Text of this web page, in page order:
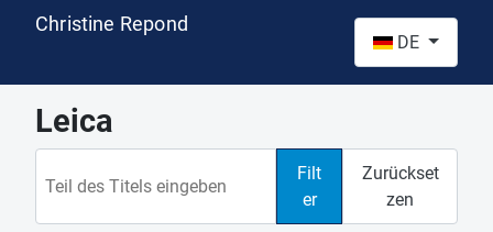
Christine Repond
DE
Leica
Filt
er
Zurückset
zen